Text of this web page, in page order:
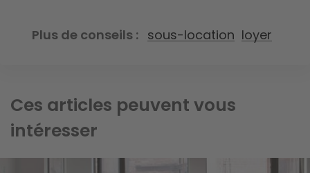
Plus de conseils sous-location loyer
Ces articles peuvent vous
intéresser